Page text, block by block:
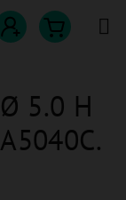
košík
5.0 H